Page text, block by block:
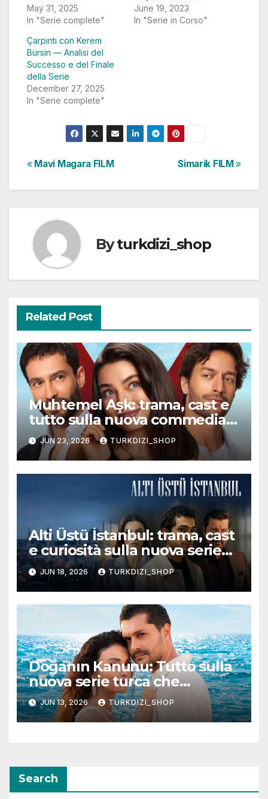
May 31, 2025
In "Serie complete"
June 19, 2023
In "Serie in Corso"
Çarpıntı con Kerem
Bürsin — Analisi del
Successo e del Finale
della Serie
December 27, 2025
In "Serie complete"
Post
navigation
Simarik FILM
Mavi Magara FILM
Byturkdizi_shop
Related Post
Muhtemel Aşk: trama, cast e
tutto sulla nuova commedia
romantica turca che
conquisterà il pubblico
JUN 23, 2026 TURKDIZI_SHOP
Alti Üstü İstanbul: trama, cast
e curiosità sulla nuova serie
turca ambientata a Ziyanker
JUN 18, 2026 TURKDIZI_SHOP
Doğanın Kanunu: Tutto sulla
nuova serie turca che
promette emozioni e colpi di
scena
JUN 13, 2026 TURKDIZI_SHOP
Search